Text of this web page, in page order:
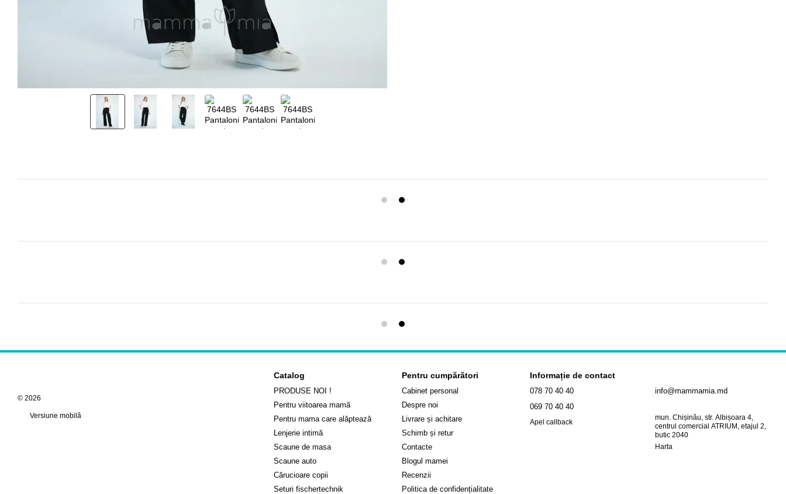
© 2026
Versiune mobilă
Catalog
PRODUSE NOI !
Pentru viitoarea mamă
Pentru mama care alăptează
Lenjerie intimă
Scaune de masa
Scaune auto
Cărucioare copii
Seturi fischertechnik
Pentru cumpărători
Cabinet personal
Despre noi
Livrare și achitare
Schimb și retur
Contacte
Blogul mamei
Recenzii
Politica de confidențialitate
Informație de contact
078 70 40 40
069 70 40 40
Apel callback
info@mammamia.md
mun. Chișinău, str. Albișoara 4,
centrul comercial ATRIUM, etajul 2,
butic 2040
Harta